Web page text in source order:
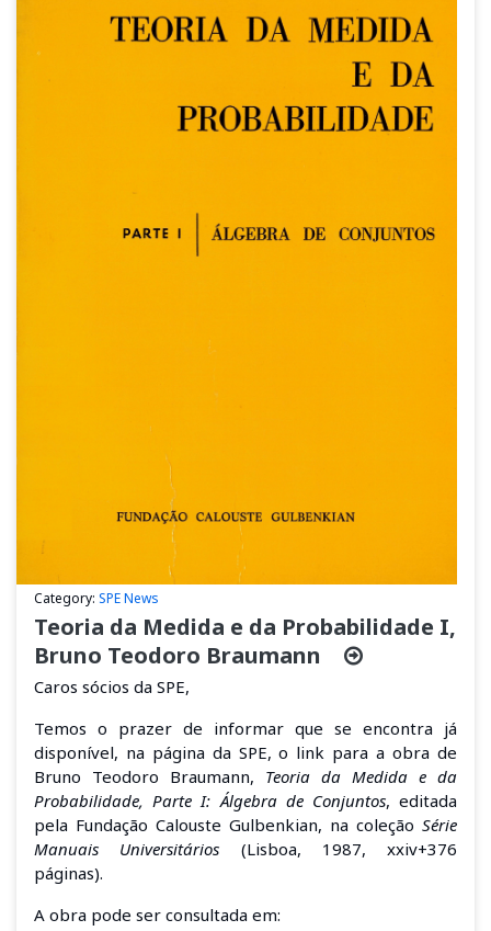
Category: SPE News
Teoria da Medida e da Probabilidade I,
Bruno Teodoro Braumann
Caros sócios da SPE,
Temos o prazer de informar que se encontra já
disponível, na página da SPE, o link para a obra de
Bruno Teodoro Braumann, Teoria da Medida e da
Probabilidade, Parte I: Álgebra de Conjuntos, editada
pela Fundação Calouste Gulbenkian, na coleção Série
Manuais Universitários (Lisboa, 1987, xxiv+376
páginas).
A obra pode ser consultada em: